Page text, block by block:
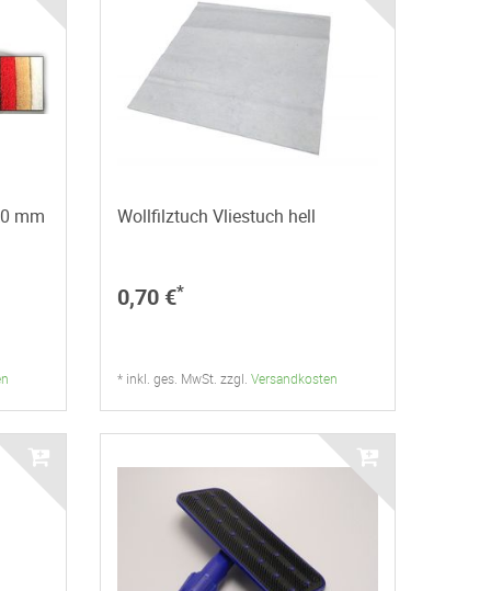
mm Wollfilztuch Vliestuch hell
0,70 €*
* inkl. ges. MwSt. zzgl. Versandkosten